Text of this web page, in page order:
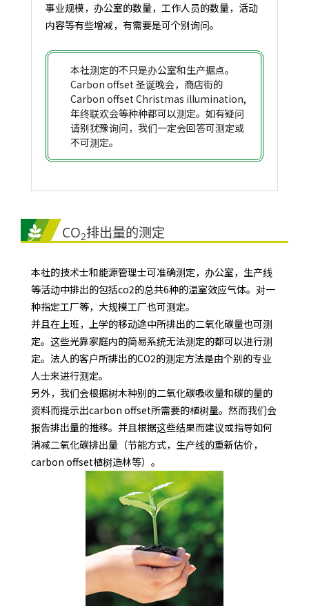
事业规模，办公室的数量，工作人员的数量，活动
内容等有些增减，有需要是可个别询问。
本社测定的不只是办公室和生产据点。
Carbon offset 圣诞晚会，商店街的
Carbon offset Christmas illumination,
年终联欢会等种种都可以测定。如有疑问
请别犹豫询问，我们一定会回答可测定或
不可测定。
CO2排出量的测定
本社的技术士和能源管理士可准确测定，办公室，生产线
等活动中排出的包括co2的总共6种的温室效应气体。对一
种指定工厂等，大规模工厂也可测定。
并且在上班，上学的移动途中所排出的二氧化碳量也可测
定。这些光靠家庭内的简易系统无法测定的都可以进行测
定。法人的客户所排出的CO2的测定方法是由个别的专业
人士来进行测定。
另外，我们会根据树木种别的二氧化碳吸收量和碳的量的
资料而提示出carbon offset所需要的植树量。然而我们会
报告排出量的推移。并且根据这些结果而建议或指导如何
消减二氧化碳排出量（节能方式，生产线的重新估价，
carbon offset植树造林等）。